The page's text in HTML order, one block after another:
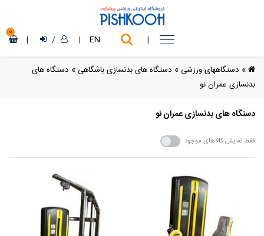
|
EN
|
/
|
0
» دستگاههای ورزشی » دستگاه های بدنسازی باشگاهی » دستگاه های
بدنسازی عمران نو
دستگاه های بدنسازی عمران نو
فقط نمایش کالاهای موجود